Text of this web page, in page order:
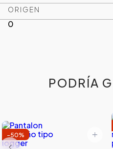
ORIGEN
0
PODRÍA
-50%